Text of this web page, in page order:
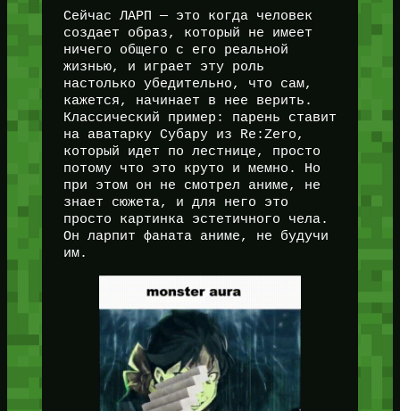
Сейчас ЛАРП — это когда человек
создает образ, который не имеет
ничего общего с его реальной
жизнью, и играет эту роль
настолько убедительно, что сам,
кажется, начинает в нее верить.
Классический пример: парень ставит
на аватарку Субару из Re:Zero,
который идет по лестнице, просто
потому что это круто и мемно. Но
при этом он не смотрел аниме, не
знает сюжета, и для него это
просто картинка эстетичного чела.
Он ларпит фаната аниме, не будучи
им.